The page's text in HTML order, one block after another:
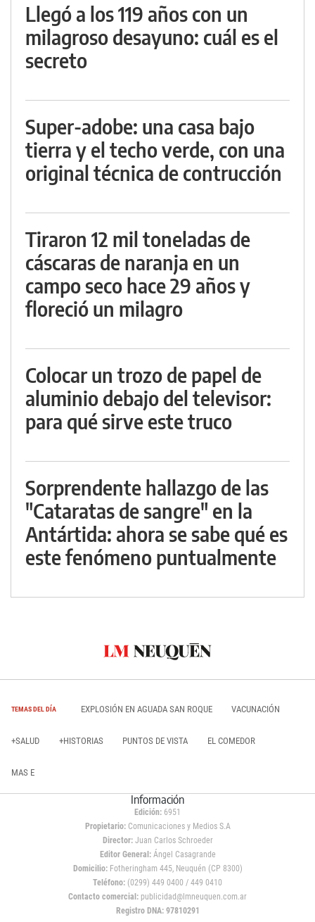
Llegó a los 119 años con un
milagroso desayuno: cuál es el
secreto
Super-adobe: una casa bajo
tierra y el techo verde, con una
original técnica de contrucción
Tiraron 12 mil toneladas de
cáscaras de naranja en un
campo seco hace 29 años y
floreció un milagro
Colocar un trozo de papel de
aluminio debajo del televisor:
para qué sirve este truco
Sorprendente hallazgo de las
"Cataratas de sangre" en la
Antártida: ahora se sabe qué es
este fenómeno puntualmente
TEMAS DEL DÍA EXPLOSIÓN EN AGUADA SAN ROQUE VACUNACIÓN
+SALUD +HISTORIAS PUNTOS DE VISTA EL COMEDOR
MAS E
Información
Edición: 6951
Propietario:Comunicaciones y Medios S.A
Director: Juan Carlos Schroeder
Editor General:Ángel Casagrande
Domicilio:Fotheringham 445, Neuquén (CP 8300)
Teléfono: (0299) 449 0400 / 449 0410
Contacto comercial: publicidad@lmneuquen.com.ar
Registro DNA: 97810291